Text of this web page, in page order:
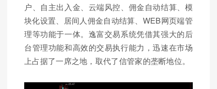
户、自主出入金、云端风控、佣金自动结算、模
块化设置、居间人佣金自动结算、WEB网页端管
理等功能于一体。逸富交易系统凭借其强大的后
台管理功能和高效的交易执行能力，迅速在市场
上占据了一席之地，取代了信管家的垄断地位。